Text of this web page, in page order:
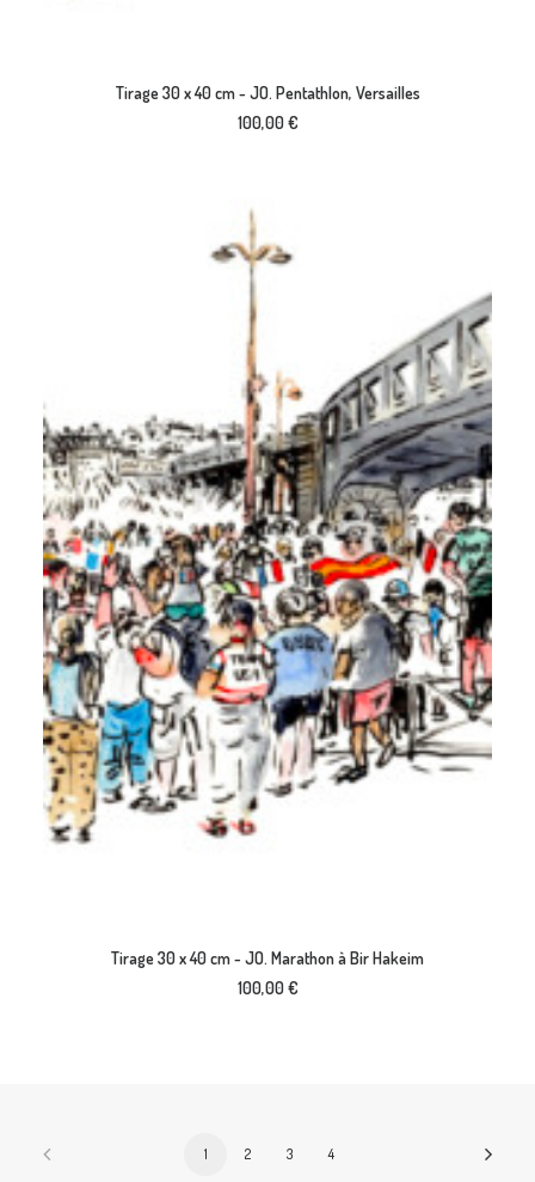
AJOUTER AU PANIER
Tirage 30 x 40 cm - JO. Pentathlon, Versailles
100,00€
AJOUTER AU PANIER
Tirage 30 x 40 cm - JO. Marathon à Bir Hakeim
100,00€
1 2 3 4